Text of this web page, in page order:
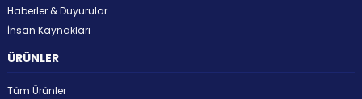
Haberler & Duyurular
İnsan Kaynakları
ÜRÜNLER
Tüm Ürünler